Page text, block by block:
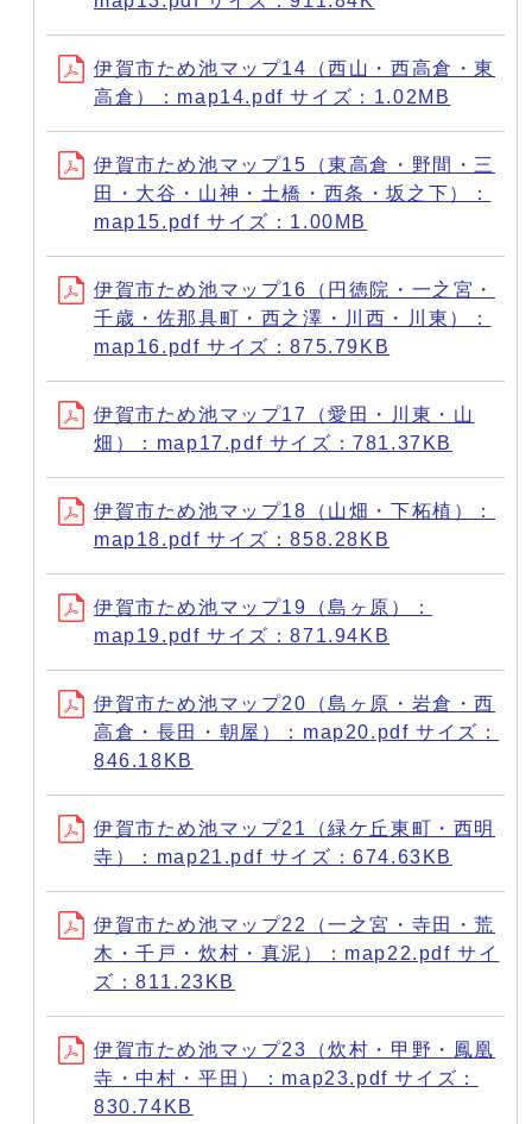
伊賀市ため池マップ14（西山・西高倉・東
高倉）：map14.pdf サイズ：1.02MB
伊賀市ため池マップ15（東高倉・野間・三
田・大谷・山神・土橋・西条・坂之下）：
map15.pdf サイズ：1.00MB
伊賀市ため池マップ16（円徳院・一之宮・
千歳・佐那具町・西之澤・川西・川東）：
map16.pdf サイズ：875.79KB
伊賀市ため池マップ17（愛田・川東・山
畑）：map17.pdf サイズ：781.37KB
伊賀市ため池マップ18（山畑・下柘植）：
map18.pdf サイズ：858.28KB
伊賀市ため池マップ19（島ヶ原）：
map19.pdf サイズ：871.94KB
伊賀市ため池マップ20（島ヶ原・岩倉・西
高倉・長田・朝屋）：map20.pdf サイズ：
846.18KB
伊賀市ため池マップ21（緑ケ丘東町・西明
寺）：map21.pdf サイズ：674.63KB
伊賀市ため池マップ22（一之宮・寺田・荒
木・千戸・炊村・真泥）：map22.pdf サイ
ズ：811.23KB
伊賀市ため池マップ23（炊村・甲野・鳳凰
寺・中村・平田）：map23.pdf サイズ：
830.74KB